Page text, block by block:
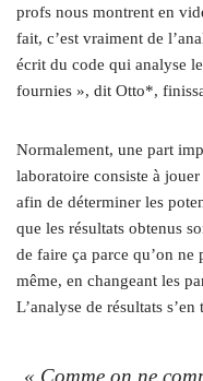
profs nous montrent en
fait, c’est vraiment de
écrit du code qui analyse
fournies », dit Otto*,
Normalement, une part
laboratoire consiste à
afin de déterminer les
que les résultats obtenus
de faire ça parce qu’on ne
même, en changeant les
L’analyse de résultats